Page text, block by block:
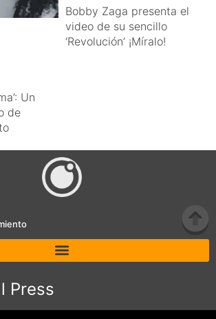
Un
de
Bobby Zaga presenta el
video de su sencillo
‘Revolución’ ¡Míralo!
Press